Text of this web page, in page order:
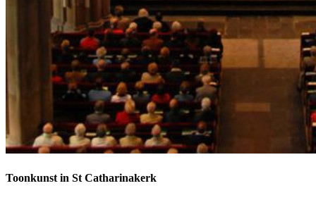
Toonkunst in St Catharinakerk